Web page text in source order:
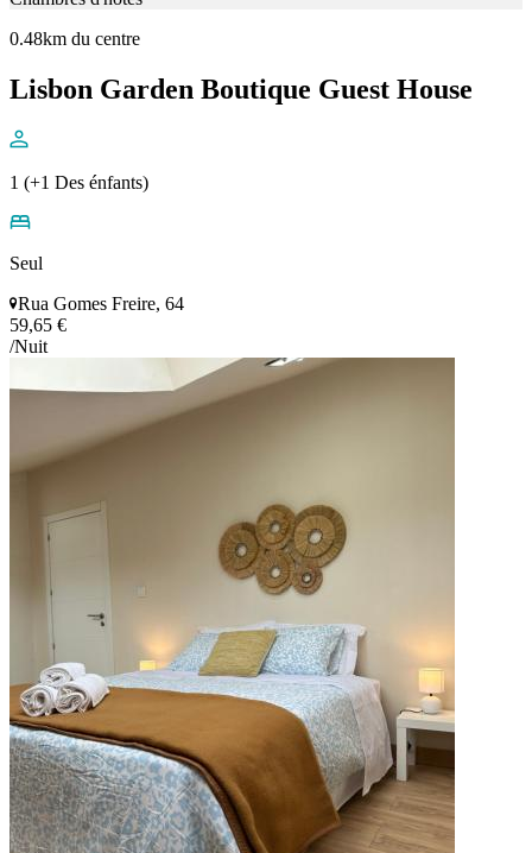
0.48km du centre
Lisbon Garden Boutique Guest House
1 (+1 Des énfants)
Seul
Rua Gomes Freire, 64
59,65 €
/Nuit